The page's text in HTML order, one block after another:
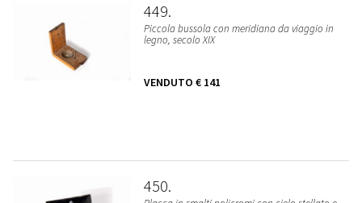
449
Piccola bussola con meridiana da viaggio in
legno, secolo XIX
VENDUTO € 141
450